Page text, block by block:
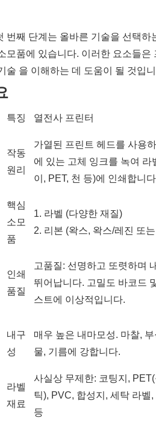
번째 단계는 올바른 기술을 선택
모품에 있습니다. 이러한 요소들
술 을 이해하는 데 도움이 될 것입
특징 열전사 프린터
작동
원리
가열된 프린트 헤드를 사용
에 있는 고체 잉크를 녹여 라
이, PET, 천 등)에 인쇄합니
핵심
소모
품
1. 라벨 (다양한 재질)
2. 리본 (왁스, 왁스/레진 또
인쇄
품질
고품질: 선명하고 또렷하며
뛰어납니다. 고밀도 바코드
스트에 이상적입니다.
내구
성
매우 높은 내마모성. 마찰, 부
물, 기름에 강합니다.
라벨
재료
사실상 무제한: 코팅지,
틱), PVC, 합성지, 세탁 라벨,
등